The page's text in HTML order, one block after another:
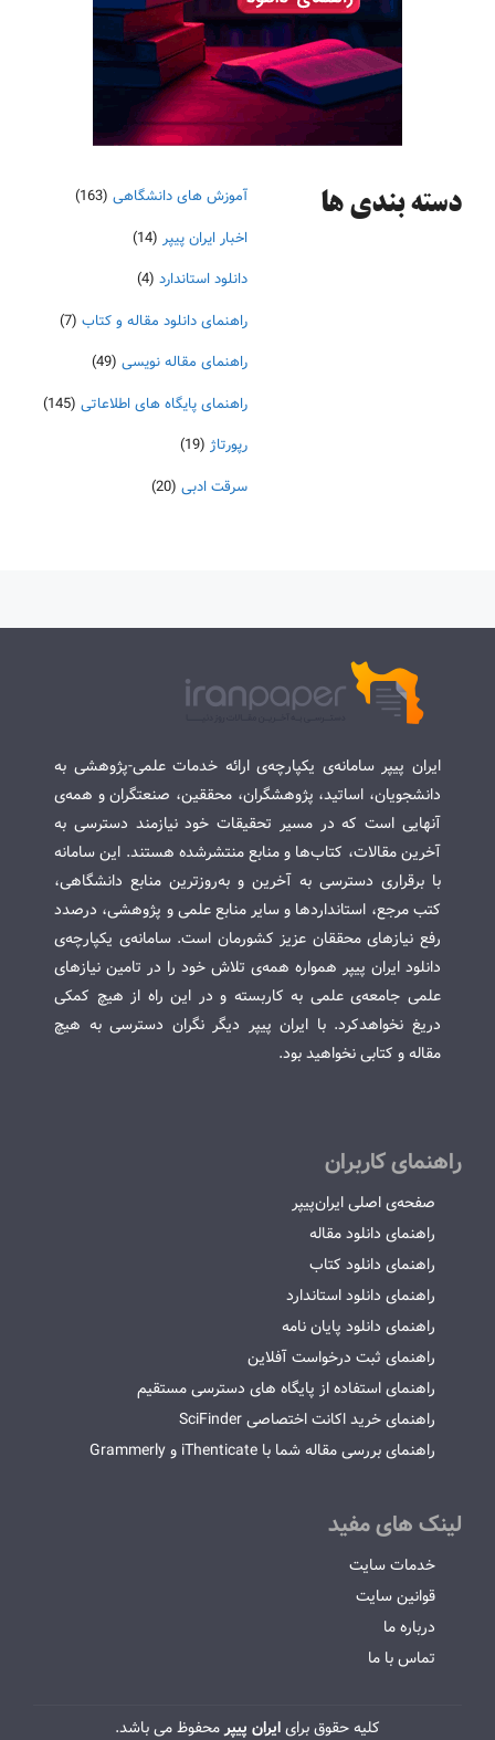
دسته‌ بندی ها آموزش های دانشگاهی (163)
اخبار ایران پیپر (14)
دانلود استاندارد (4)
راهنمای دانلود مقاله و کتاب (7)
راهنمای مقاله نویسی (49)
راهنمای پایگاه های اطلاعاتی (145)
رپورتاژ (19)
سرقت ادبی (20)
ایران پیپر سامانه‌ی یکپارچه‌ی ارائه خدمات علمی-پژوهشی به
دانشجویان، اساتید، پژوهشگران، محققین، صنعتگران و همه‌ی
آنهایی است که در مسیر تحقیقات خود نیازمند دسترسی به
آخرین مقالات، کتاب‌ها و منابع منتشرشده هستند. این سامانه
با برقراری دسترسی به آخرین و به‌روزترین منابع دانشگاهی،
کتب مرجع، استانداردها و سایر منابع علمی و پژوهشی، درصدد
رفع نیازهای محققان عزیز کشورمان است. سامانه‌ی یکپارچه‌ی
دانلود ایران پیپر همواره همه‌ی تلاش خود را در تامین نیازهای
علمی جامعه‌ی علمی به کاربسته و در این راه از هیچ کمکی
دریغ نخواهدکرد. با ایران پیپر دیگر نگران دسترسی به هیچ
مقاله و کتابی نخواهید بود.
راهنمای کاربران
صفحه‌ی اصلی ایران‌پیپر
راهنمای دانلود مقاله
راهنمای دانلود کتاب
راهنمای دانلود استاندارد
راهنمای دانلود پایان نامه
راهنمای ثبت درخواست آفلاین
راهنمای استفاده از پایگاه های دسترسی مستقیم
راهنمای خرید اکانت اختصاصی SciFinder
راهنمای بررسی مقاله شما با iThenticate و Grammerly
لینک های مفید
خدمات سایت
قوانین سایت
درباره ما
تماس با ما
کلیه حقوق برایایران پیپرمحفوظ می باشد.